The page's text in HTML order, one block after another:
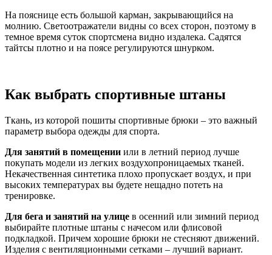
На пояснице есть большой карман, закрывающийся на
молнию. Светоотражатели видны со всех сторон, поэтому в
темное время суток спортсмена видно издалека. Садятся
тайтсы плотно и на поясе регулируются шнурком.
Как выбрать спортивные штаны
Ткань, из которой пошиты спортивные брюки – это важный
параметр выбора одежды для спорта.
Для занятий в помещении или в летний период лучше
покупать модели из легких воздухопроницаемых тканей.
Некачественная синтетика плохо пропускает воздух, и при
высоких температурах вы будете нещадно потеть на
тренировке.
Для бега и занятий на улице в осенний или зимний период
выбирайте плотные штаны с начесом или флисовой
подкладкой. Причем хорошие брюки не стесняют движений.
Изделия с вентиляционными сетками – лучший вариант.